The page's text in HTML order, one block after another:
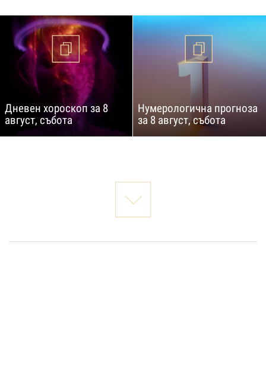
Дневен хороскоп за 8
август, събота
Нумерологична прогноза
за 8 август, събота